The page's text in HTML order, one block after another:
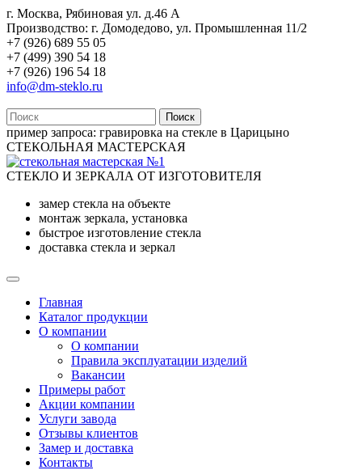
г. Москва, Рябиновая ул. д.46 А
Производство: г. Домодедово, ул. Промышленная 11/2
+7 (926) 689 55 05
+7 (499) 390 54 18
+7 (926) 196 54 18
info@dm-steklo.ru
Поиск
пример запроса: гравировка на стекле в Царицыно
СТЕКОЛЬНАЯ МАСТЕРСКАЯ
СТЕКЛО И ЗЕРКАЛА ОТ ИЗГОТОВИТЕЛЯ
замер стекла на объекте
монтаж зеркала, установка
быстрое изготовление стекла
доставка стекла и зеркал
Главная
Каталог продукции
О компании
О компании
Правила эксплуатации изделий
Вакансии
Примеры работ
Акции компании
Услуги завода
Отзывы клиентов
Замер и доставка
Контакты